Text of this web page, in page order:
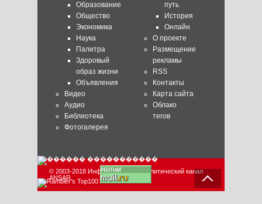
Образование
Общество
Экономика
Наука
Палитра
Здоровый
образ жизни
Объявления
Видео
Аудио
Библиотека
Фотогалерея
путь
История
Онлайн
О проекте
Размещение
рекламы
RSS
Контакты
Карта сайта
Облако
тегов
© 2003-2018 Информационно-аналитический канал
ANSAR